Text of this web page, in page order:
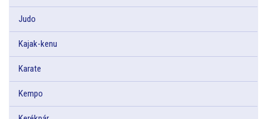
Judo
Kajak-kenu
Karate
Kempo